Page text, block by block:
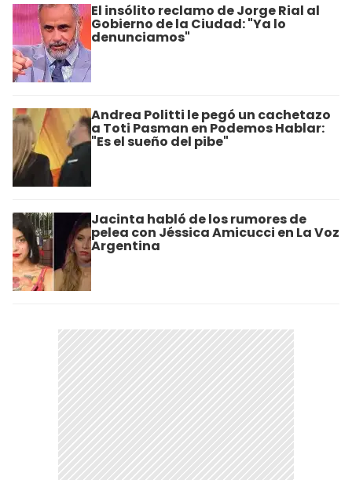
El insólito reclamo de Jorge Rial al
Gobierno de la Ciudad: "Ya lo
denunciamos"
Andrea Politti le pegó un cachetazo
a Toti Pasman en Podemos Hablar:
"Es el sueño del pibe"
Jacinta habló de los rumores de
pelea con Jéssica Amicucci en La Voz
Argentina